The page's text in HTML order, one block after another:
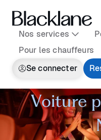
Nos services
Pour les chauffeurs
Se connecter
Voiture